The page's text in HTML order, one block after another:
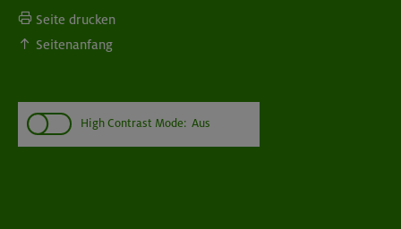
Seite drucken
Seitenanfang
High Contrast Mode: Aus